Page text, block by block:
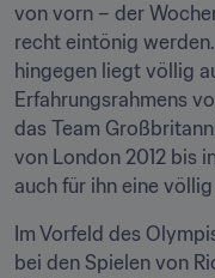
von vorn – der
recht eintönig
hingegen liegt völlig
Erfahrungsrahmens
das Team
von London 2012 bis
auch für ihn eine
Im Vorfeld des